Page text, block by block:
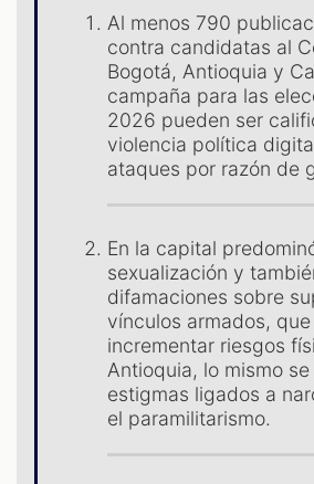
Al menos 790
contra candidatas al
Bogotá, Antioquia y
campaña para las
2026 pueden ser
violencia política
ataques por razón de
En la capital
sexualización y
difamaciones sobre
vínculos armados,
incrementar riesgos
Antioquia, lo mismo
estigmas ligados a
el paramilitarismo.